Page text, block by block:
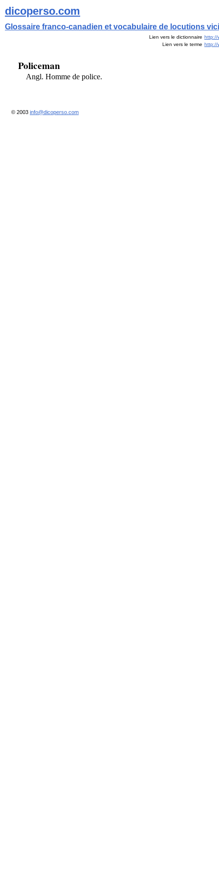
dicoperso.com
Glossaire franco-canadien et vocabulaire de locutions
Lien vers le dictionnaire http://
Lien vers le terme http://
Policeman
Angl. Homme de police.
© 2003 info@dicoperso.com